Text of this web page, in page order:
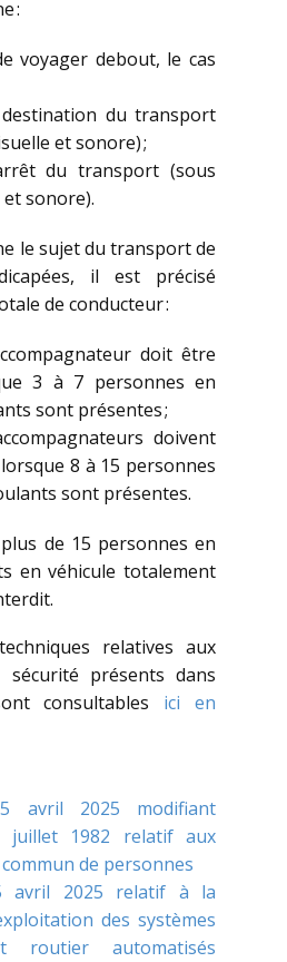
:
voyager debout, le cas
du transport
et sonore) ;
du transport (sous
sonore).
le sujet du transport de
il est précisé
de conducteur :
doit être
3 à 7 personnes en
sont présentes ;
doivent
8 à 15 personnes
sont présentes.
de 15 personnes en
en véhicule totalement
relatives aux
sécurité présents dans
consultables ici en
avril 2025 modifiant
juillet 1982 relatif aux
de personnes
avril 2025 relatif à la
des systèmes
routier automatisés